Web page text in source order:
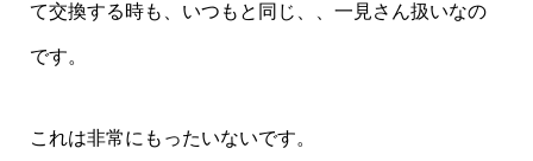
て交換する時も、いつもと同じ、、一見さん扱いなの
です。
これは非常にもったいないです。